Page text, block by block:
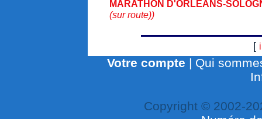
MARATHON D'ORLEANS-
(sur route))
[
Votre compte | Qui
Copyright © 2002-